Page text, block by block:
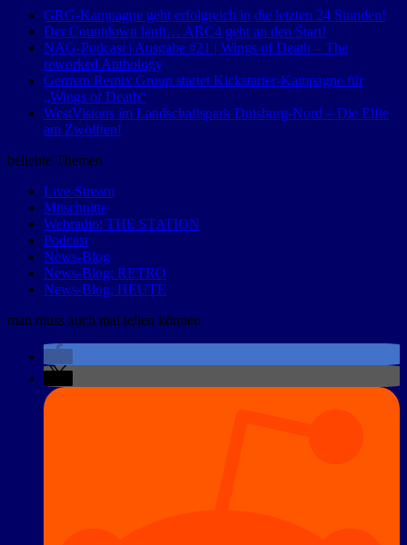
GRG-Kampagne geht erfolgreich in die letzten 24 Stunden!
Der Countdown läuft… ARC4 geht an den Start!
NAG-Podcast | Ausgabe #21 | Wings of Death – The
reworked Anthology
German Remix Group startet Kickstarter-Kampagne für
„Wings of Death“
WestVisions im Landschaftspark Duisburg-Nord – Die Elfte
am Zwölften!
beliebte Themen
Live-Stream
Mitschnitte
Webradio: THE STATION
Podcast
News-Blog
News-Blog: RETRO
News-Blog: HEUTE
man muss auch mal teilen können